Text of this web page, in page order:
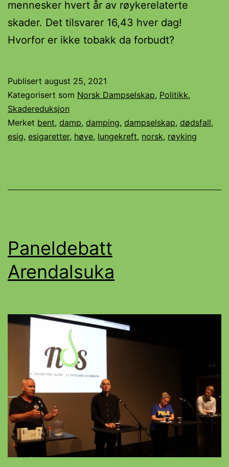
mennesker hvert år av røykerelaterte
skader. Det tilsvarer 16,43 hver dag!
Hvorfor er ikke tobakk da forbudt?
Publisert august 25, 2021
Kategorisert som Norsk Dampselskap, Politikk,
Skadereduksjon
Merket bent, damp, damping, dampselskap, dødsfall,
esig, esigaretter, høye, lungekreft, norsk, røyking
Paneldebatt
Arendalsuka